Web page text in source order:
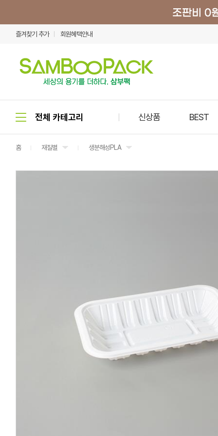
즐겨찾기 추가 회원혜택안내
신상품 BEST
홈 재질별 생분해성PLA